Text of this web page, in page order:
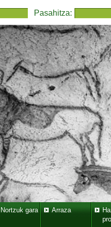
Pasahitza:
Nortzuk gara Arraza